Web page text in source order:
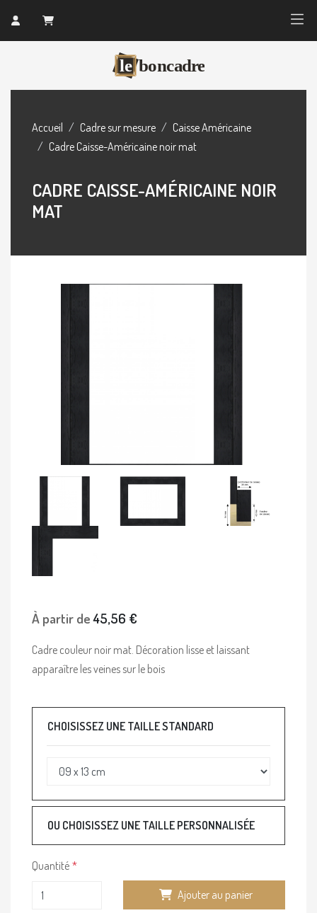
Accueil Cadre sur mesure
Caisse Américaine
Cadre Caisse-Américaine noir mat
CADRE CAISSE-AMÉRICAINE NOIR
MAT
À partir de45,56 €
Cadre couleur noir mat. Décoration lisse et laissant
apparaître les veines sur le bois
CHOISISSEZ UNE TAILLE STANDARD
OU CHOISISSEZ UNE TAILLE PERSONNALISÉE
Quantité
Ajouter au panier